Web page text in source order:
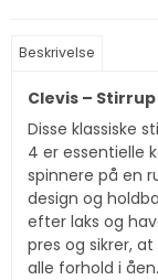
Beskrivelse
Clevis –
Disse klassiske
4 er essentielle
spinnere på en
design og
efter laks og
pres og sikrer,
alle forhold i åen.